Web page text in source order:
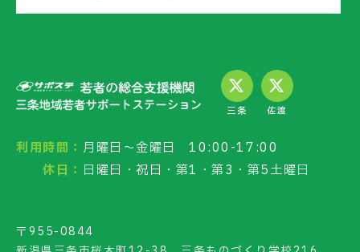
三条 佐渡
利用時間： 月曜日～金曜日 10:00-17:00
休日： 日曜日・祝日・第1・第3・第5土曜日
〒955-0844